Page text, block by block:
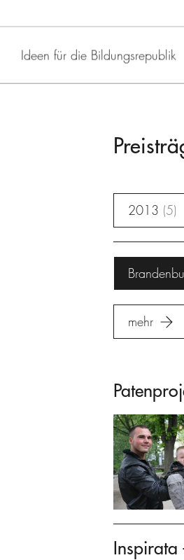
Ideen für die Bildungsrepublik
2013 5
mehr
Inspirata